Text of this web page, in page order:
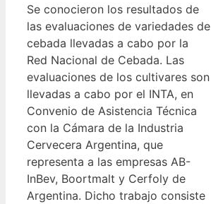
Se conocieron los resultados de
las evaluaciones de variedades de
cebada llevadas a cabo por la
Red Nacional de Cebada. Las
evaluaciones de los cultivares son
llevadas a cabo por el INTA, en
Convenio de Asistencia Técnica
con la Cámara de la Industria
Cervecera Argentina, que
representa a las empresas AB-
InBev, Boortmalt y Cerfoly de
Argentina. Dicho trabajo consiste